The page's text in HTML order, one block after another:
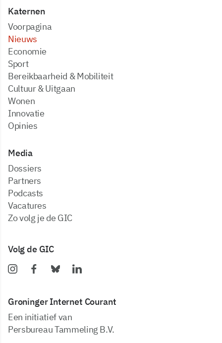
Katernen
Voorpagina
Nieuws
Economie
Sport
Bereikbaarheid & Mobiliteit
Cultuur & Uitgaan
Wonen
Innovatie
Opinies
Media
dossiers
partners
podcasts
vacatures
zo volg je de GIC
Volg de GIC
Groninger Internet Courant
Een initiatief van
Persbureau Tammeling B.V.